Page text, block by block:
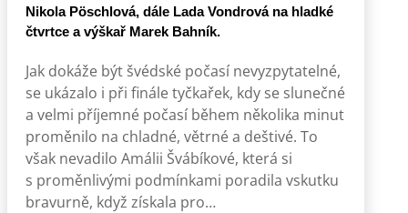
Nikola Pöschlová, dále Lada Vondrová na hladké
čtvrtce a výškař Marek Bahník.
Jak dokáže být švédské počasí nevyzpytatelné,
se ukázalo i při finále tyčkařek, kdy se slunečné
a velmi příjemné počasí během několika minut
proměnilo na chladné, větrné a deštivé. To
však nevadilo Amálii Švábíkové, která si
s proměnlivými podmínkami poradila vskutku
bravurně, když získala pro…